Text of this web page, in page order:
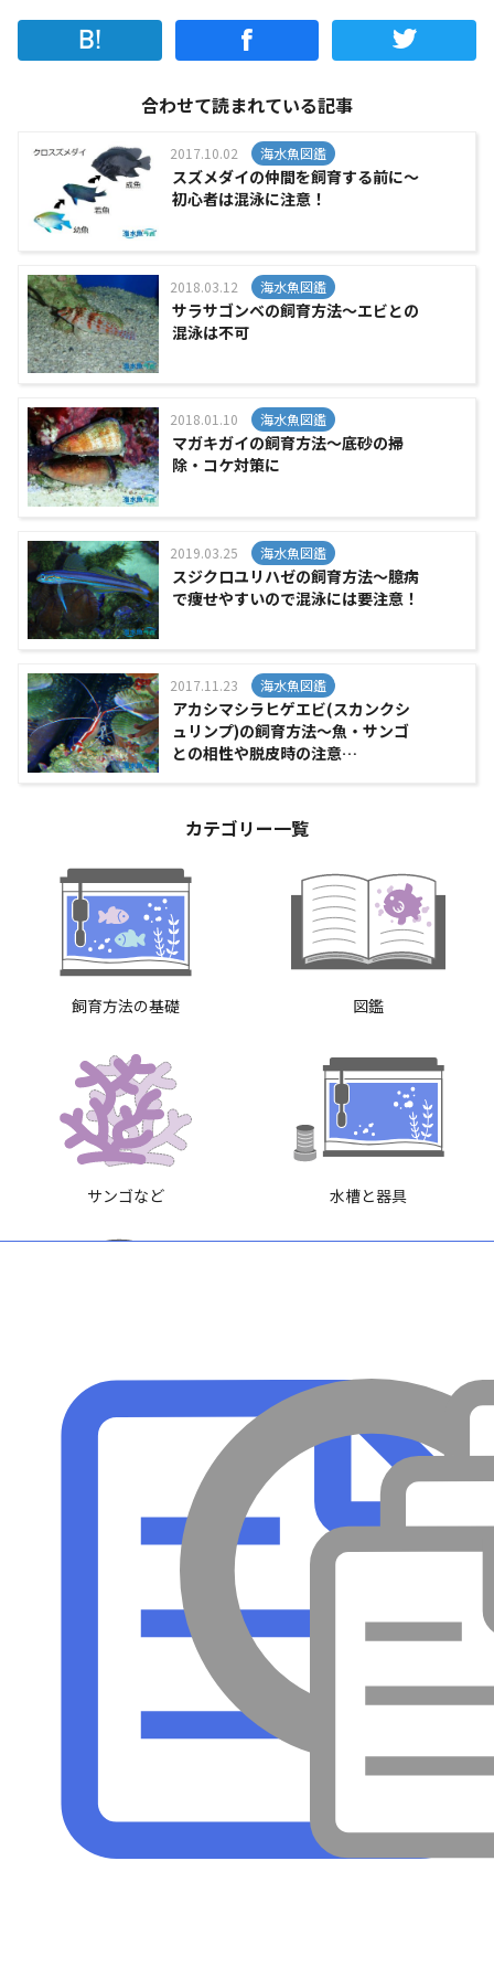
合わせて読まれている記事
2017.10.02 海水魚図鑑
スズメダイの仲間を飼育する前に～
初心者は混泳に注意！
2018.03.12 海水魚図鑑
サラサゴンベの飼育方法～エビとの
混泳は不可
2018.01.10 海水魚図鑑
マガキガイの飼育方法～底砂の掃
除・コケ対策に
2019.03.25 海水魚図鑑
スジクロユリハゼの飼育方法～臆病
で痩せやすいので混泳には要注意！
2017.11.23 海水魚図鑑
アカシマシラヒゲエビ(スカンクシ
ュリンプ)の飼育方法～魚・サンゴ
との相性や脱皮時の注意…
カテゴリー一覧
飼育方法の基礎 図鑑
サンゴなど 水槽と器具
エサ・添加剤 買い方